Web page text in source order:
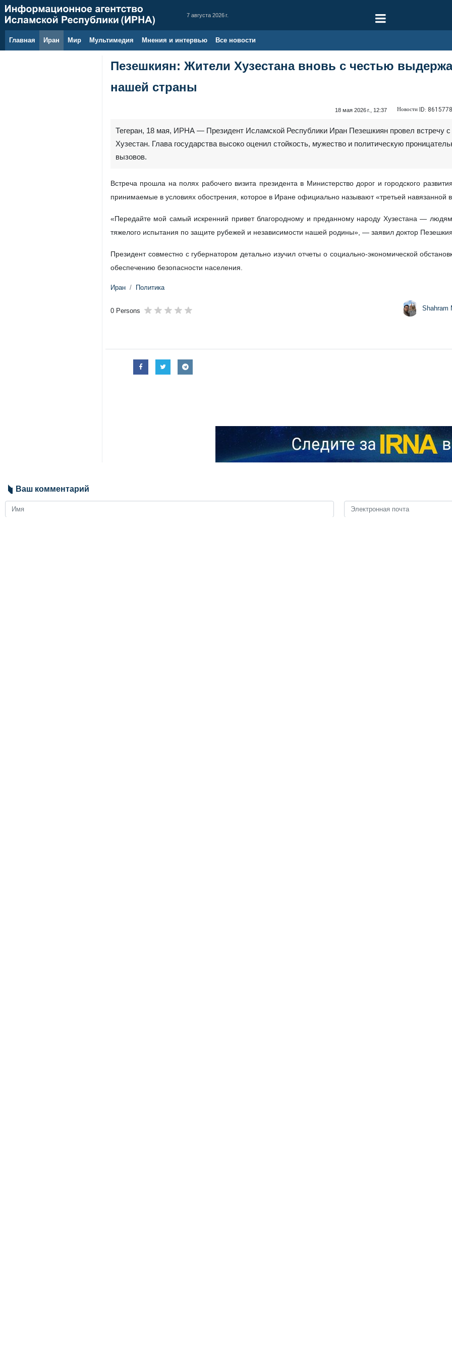
7 августа 2026 г.
Главная Иран Мир Мультимедия Мнения и интервью Все новости
Пезешкиян: Жители Хузестана вновь с честью
нашей страны
18 мая 2026 г., 12:37 Новости ID:
Тегеран, 18 мая, ИРНА — Президент Исламской Республики Иран Пезешкиян провел встречу с
Хузестан. Глава государства высоко оценил стойкость, мужество и политическую
вызовов.
Встреча прошла на полях рабочего визита президента в Министерство дорог и городского
принимаемые в условиях обострения, которое в Иране официально называют «третьей навязанной
«Передайте мой самый искренний привет благородному и преданному народу Хузестана —
тяжелого испытания по защите рубежей и независимости нашей родины», — заявил доктор
Президент совместно с губернатором детально изучил отчеты о социально-экономической
обеспечению безопасности населения.
Иран Политика
0 Persons Shahram
Ваш комментарий